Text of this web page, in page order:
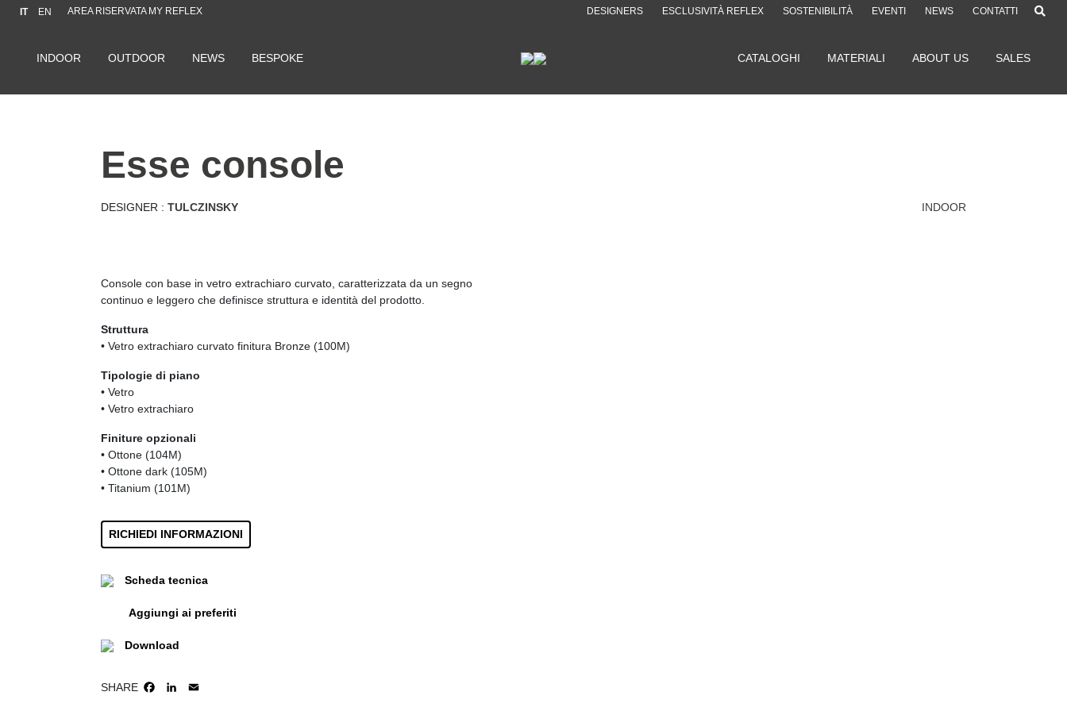
IT EN AREA RISERVATA MY REFLEX DESIGNERS ESCLUSIVITÀ REFLEX SOSTENIBILITÀ EVENTI NEWS CONTATTI
INDOOR OUTDOOR NEWS BESPOKE CATALOGHI MATERIALI ABOUT US SALES
esse console
DESIGNER : TULCZINSKY INDOOR
Console con base in vetro extrachiaro curvato, caratterizzata da un segno
continuo e leggero che definisce struttura e identità del prodotto.
Struttura
• Vetro extrachiaro curvato finitura Bronze (100M)
Tipologie di piano
• Vetro
• Vetro extrachiaro
Finiture opzionali
• Ottone (104M)
• Ottone dark (105M)
• Titanium (101M)
RICHIEDI INFORMAZIONI
Scheda tecnica
Aggiungi ai preferiti
Download
SHARE FACEBOOK
LINKEDIN